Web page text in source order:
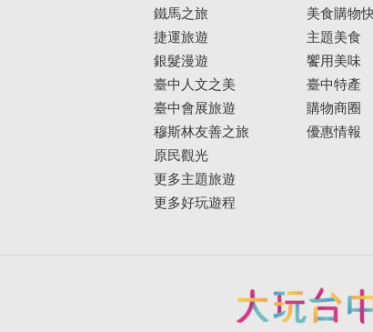
鐵馬之旅
捷運旅遊
銀髮漫遊
臺中人文之美
臺中會展旅遊
穆斯林友善之旅
原民觀光
更多主題旅遊
更多好玩遊程
美食購物
主題美食
饗用美味
臺中特產
購物商圈
優惠情報